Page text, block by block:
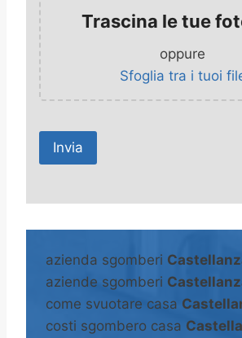
Trascina le tue
oppure
Sfoglia tra i tuoi
A
e
n
a
azienda sgomberi
aziende sgomberi
come svuotare casa
costi sgombero casa